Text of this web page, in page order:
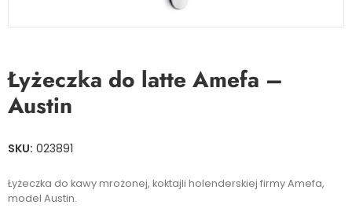
Łyżeczka do latte Amefa –
Austin
SKU: 023891
Łyżeczka do kawy mrożonej, koktajli holenderskiej firmy Amefa,
model Austin.